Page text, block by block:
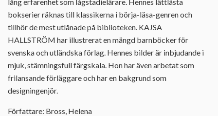
bokserier räknas till klassikerna i börja-läsa-genren och
tillhör de mest utlånade på biblioteken. KAJSA
HALLSTRÖM har illustrerat en mängd barnböcker för
svenska och utländska förlag. Hennes bilder är inbjudande i
mjuk, stämningsfull färgskala. Hon har även arbetat som
frilansande förläggare och har en bakgrund som
designingenjör.
Författare: Bross, Helena